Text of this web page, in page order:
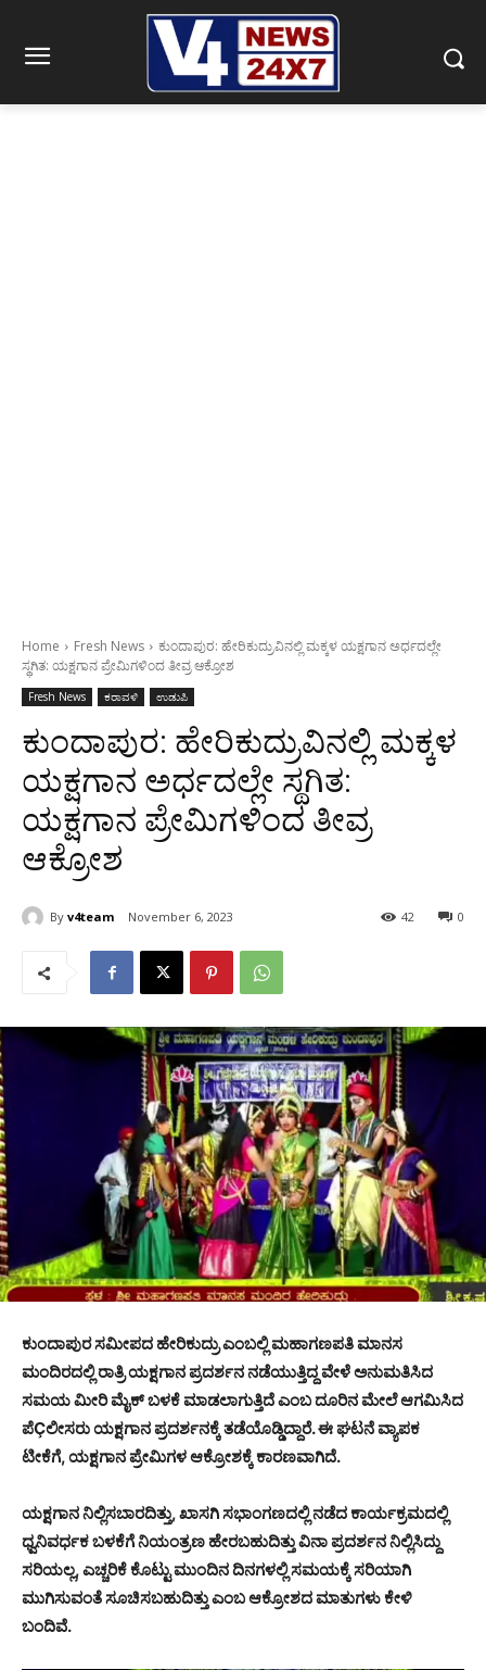
Home Fresh News
ಕುಂದಾಪುರ: ಹೇರಿಕುದ್ರುವಿನಲ್ಲಿ ಮಕ್ಕಳ ಯಕ್ಷಗಾನ ಅರ್ಧದಲ್ಲೇ
ಸ್ಥಗಿತ: ಯಕ್ಷಗಾನ ಪ್ರೇಮಿಗಳಿಂದ ತೀವ್ರ ಆಕ್ರೋಶ
Fresh News ಕರಾವಳಿ ಉಡುಪಿ
ಕುಂದಾಪುರ: ಹೇರಿಕುದ್ರುವಿನಲ್ಲಿ ಮಕ್ಕಳ
ಯಕ್ಷಗಾನ ಅರ್ಧದಲ್ಲೇ ಸ್ಥಗಿತ:
ಯಕ್ಷಗಾನ ಪ್ರೇಮಿಗಳಿಂದ ತೀವ್ರ
ಆಕ್ರೋಶ
By v4team November 6, 2023 0
42
ಕುಂದಾಪುರ ಸಮೀಪದ ಹೇರಿಕುದ್ರು ಎಂಬಲ್ಲಿ ಮಹಾಗಣಪತಿ ಮಾನಸ
ಮಂದಿರದಲ್ಲಿ ರಾತ್ರಿ ಯಕ್ಷಗಾನ ಪ್ರದರ್ಶನ ನಡೆಯುತ್ತಿದ್ದ ವೇಳೆ ಅನುಮತಿಸಿದ
ಸಮಯ ಮೀರಿ ಮೈಕ್ ಬಳಕೆ ಮಾಡಲಾಗುತ್ತಿದೆ ಎಂಬ ದೂರಿನ ಮೇಲೆ ಆಗಮಿಸಿದ
ಪೆÇಲೀಸರು ಯಕ್ಷಗಾನ ಪ್ರದರ್ಶನಕ್ಕೆ ತಡೆಯೊಡ್ಡಿದ್ದಾರೆ. ಈ ಘಟನೆ ವ್ಯಾಪಕ
ಟೀಕೆಗೆ, ಯಕ್ಷಗಾನ ಪ್ರೇಮಿಗಳ ಆಕ್ರೋಶಕ್ಕೆ ಕಾರಣವಾಗಿದೆ.
ಯಕ್ಷಗಾನ ನಿಲ್ಲಿಸಬಾರದಿತ್ತು, ಖಾಸಗಿ ಸಭಾಂಗಣದಲ್ಲಿ ನಡೆದ ಕಾರ್ಯಕ್ರಮದಲ್ಲಿ
ಧ್ವನಿವರ್ಧಕ ಬಳಕೆಗೆ ನಿಯಂತ್ರಣ ಹೇರಬಹುದಿತ್ತು ವಿನಾ ಪ್ರದರ್ಶನ ನಿಲ್ಲಿಸಿದ್ದು
ಸರಿಯಲ್ಲ, ಎಚ್ಚರಿಕೆ ಕೊಟ್ಟು ಮುಂದಿನ ದಿನಗಳಲ್ಲಿ ಸಮಯಕ್ಕೆ ಸರಿಯಾಗಿ
ಮುಗಿಸುವಂತೆ ಸೂಚಿಸಬಹುದಿತ್ತು ಎಂಬ ಆಕ್ರೋಶದ ಮಾತುಗಳು ಕೇಳಿ
ಬಂದಿವೆ.